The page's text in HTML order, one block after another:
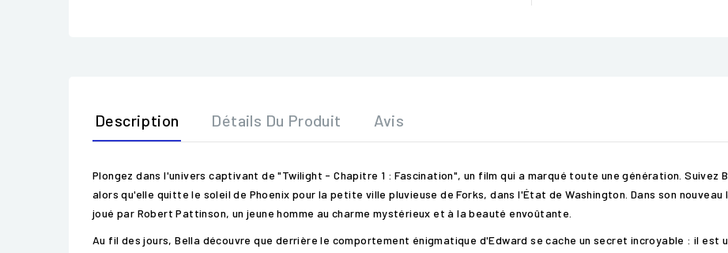
Description Détails Du Produit Avis
Plongez dans l'univers captivant de "Twilight - Chapitre 1 : Fascination", un film qui a marqué toute une génération.
alors qu'elle quitte le soleil de Phoenix pour la petite ville pluvieuse de Forks, dans l'État de Washington. Dans son
joué par Robert Pattinson, un jeune homme au charme mystérieux et à la beauté envoûtante.
Au fil des jours, Bella découvre que derrière le comportement énigmatique d'Edward se cache un secret incroyable : il est